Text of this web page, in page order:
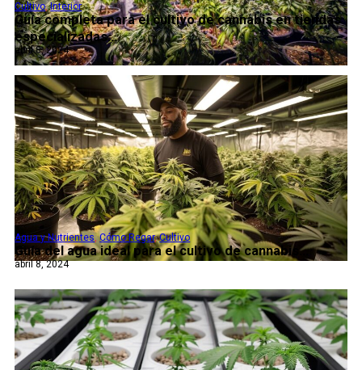
Guía completa para el cultivo de cannabis en tiendas
especializadas...
Cultivo,Interior
abril 8, 2024
Guía del agua ideal para el cultivo de cannabis...
Agua y Nutrientes,Cómo Regar,Cultivo
abril 8, 2024